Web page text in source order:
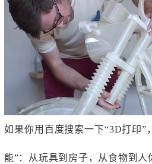
如果你用百度搜索一下“3D打印”
能”：从玩具到房子，从食物到人